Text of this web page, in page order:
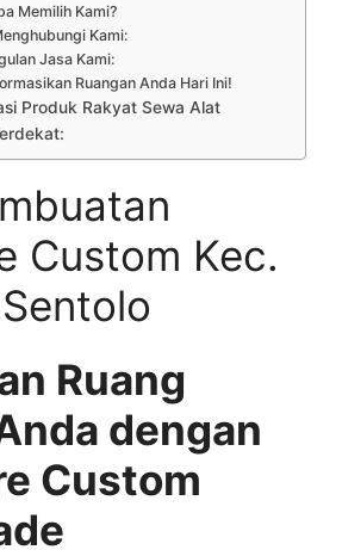
Memilih Kami?
Kami:
Jasa Kami:
Ruangan Anda Hari Ini!
Produk Rakyat Sewa Alat
Custom Kec.
Ruang
dengan
Custom